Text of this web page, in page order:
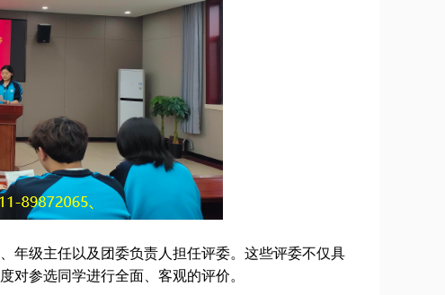
年级主任以及团委负责人担任评委。这些评委不仅具
对参选同学进行全面、客观的评价。